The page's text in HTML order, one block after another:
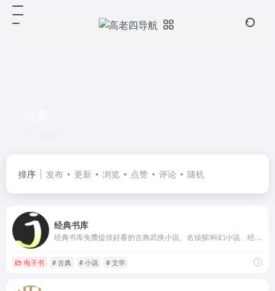
排序 发布 更新 浏览 点赞 评论 随机
经典书库
电子书 # 古典 # 小说 # 文学